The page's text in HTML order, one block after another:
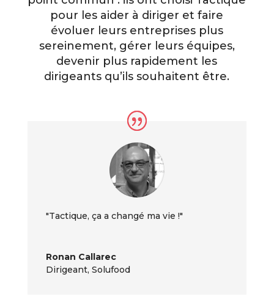
pour les aider à diriger et faire
évoluer leurs entreprises plus
sereinement, gérer leurs équipes,
devenir plus rapidement les
dirigeants qu’ils souhaitent être.
"Tactique, ça a changé ma vie !"
Ronan Callarec
Dirigeant, Solufood